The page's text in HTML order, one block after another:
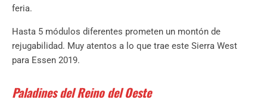
feria.
Hasta 5 módulos diferentes prometen un montón de
rejugabilidad. Muy atentos a lo que trae este Sierra West
para Essen 2019.
Paladines del Reino del Oeste